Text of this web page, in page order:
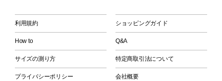
利用規約 ショッピングガイド
How to Q&A
サイズの測り方 特定商取引法について
プライバシーポリシー 会社概要